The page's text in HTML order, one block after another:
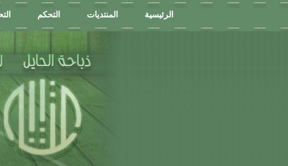
الرئيسية المنتديات التحكم